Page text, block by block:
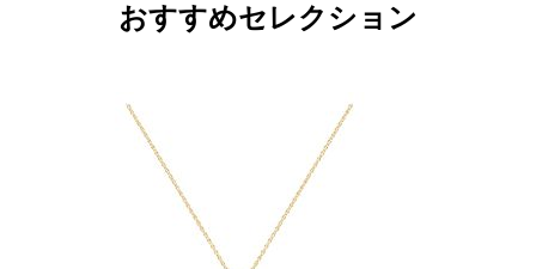
おすすめセレクション